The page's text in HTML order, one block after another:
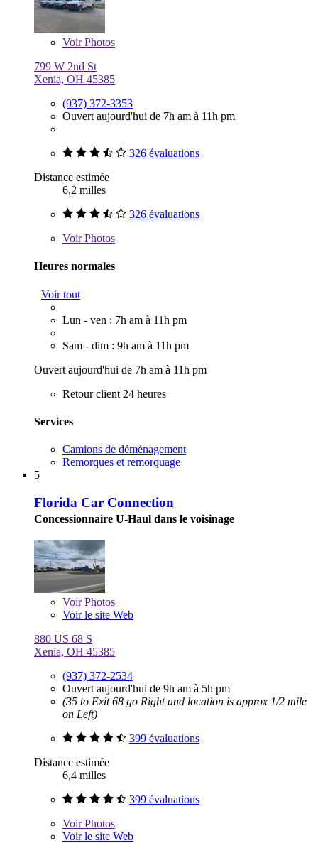
VoirPhotos
799 W 2nd St
Xenia, OH 45385
(937) 372-3353
Ouvert aujourd'hui de 7h am à 11h pm
326 évaluations
Distance estimée
6,2 milles
326 évaluations
VoirPhotos
Heures normales
Voir tout
Lun - ven : 7h am à 11h pm
Sam - dim : 9h am à 11h pm
Ouvert aujourd'hui de 7h am à 11h pm
Retour client 24 heures
Services
Camions de déménagement
Remorques et remorquage
5
Florida Car Connection
Concessionnaire U-Haul dans le voisinage
VoirPhotos
Voir le site Web
880 US 68 S
Xenia, OH 45385
(937) 372-2534
Ouvert aujourd'hui de 9h am à 5h pm
(35 to Exit 68 go Right and location is approx 1/2 mile
on Left)
399 évaluations
Distance estimée
6,4 milles
399 évaluations
VoirPhotos
Voir le site Web